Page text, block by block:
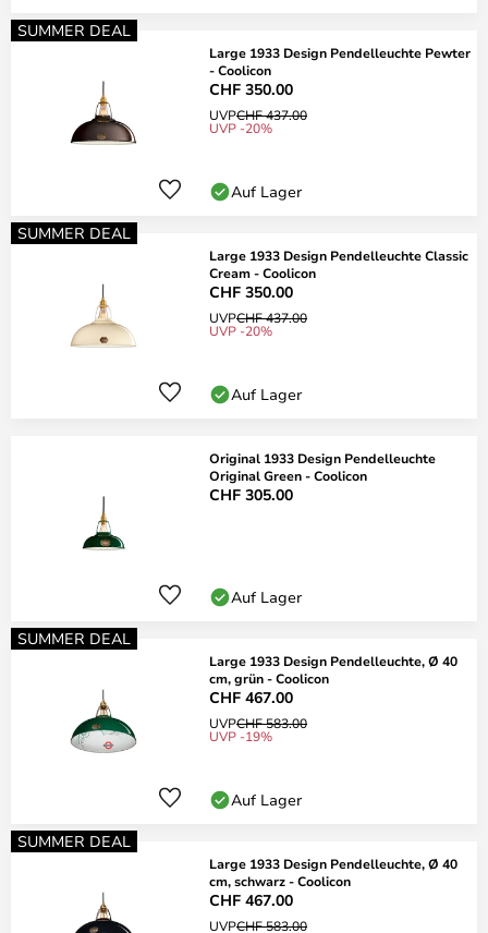
SUMMER DEAL
Large 1933 Design Pendelleuchte Pewter
- Coolicon
CHF 350.00
UVPCHF 437.00
UVP -20%
Auf Lager
SUMMER DEAL
Large 1933 Design Pendelleuchte Classic
Cream - Coolicon
CHF 350.00
UVPCHF 437.00
UVP -20%
Auf Lager
Original 1933 Design Pendelleuchte
Original Green - Coolicon
CHF 305.00
Auf Lager
SUMMER DEAL
Large 1933 Design Pendelleuchte, Ø 40
cm, grün - Coolicon
CHF 467.00
UVPCHF 583.00
UVP -19%
Auf Lager
SUMMER DEAL
Large 1933 Design Pendelleuchte, Ø 40
cm, schwarz - Coolicon
CHF 467.00
UVPCHF 583.00